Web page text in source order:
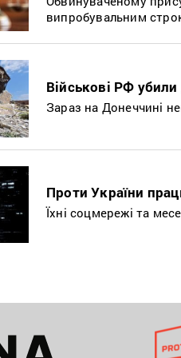
випробувальним
Військові РФ
Зараз на Донеччині
Проти України
Їхні соцмережі та